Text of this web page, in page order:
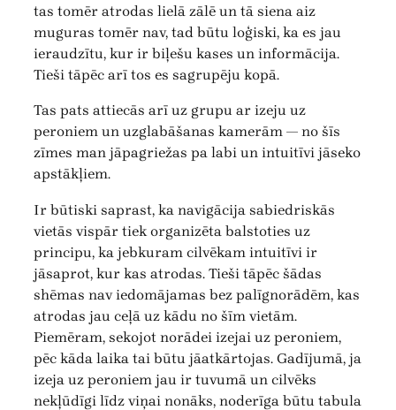
tas tomēr atrodas lielā zālē un tā siena aiz
muguras tomēr nav, tad būtu loģiski, ka es jau
ieraudzītu, kur ir biļešu kases un informācija.
Tieši tāpēc arī tos es sagrupēju kopā.
Tas pats attiecās arī uz grupu ar izeju uz
peroniem un uzglabāšanas kamerām — no šīs
zīmes man jāpagriežas pa labi un intuitīvi jāseko
apstākļiem.
Ir būtiski saprast, ka navigācija sabiedriskās
vietās vispār tiek organizēta balstoties uz
principu, ka jebkuram cilvēkam intuitīvi ir
jāsaprot, kur kas atrodas. Tieši tāpēc šādas
shēmas nav iedomājamas bez palīgnorādēm, kas
atrodas jau ceļā uz kādu no šīm vietām.
Piemēram, sekojot norādei izejai uz peroniem,
pēc kāda laika tai būtu jāatkārtojas. Gadījumā, ja
izeja uz peroniem jau ir tuvumā un cilvēks
nekļūdīgi līdz viņai nonāks, noderīga būtu tabula